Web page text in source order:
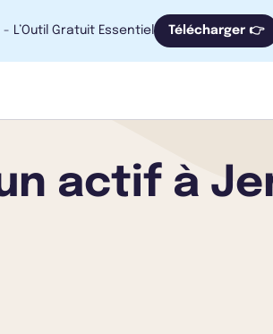
- L’Outil Gratuit Essentiel Télécharger 👉
actif à